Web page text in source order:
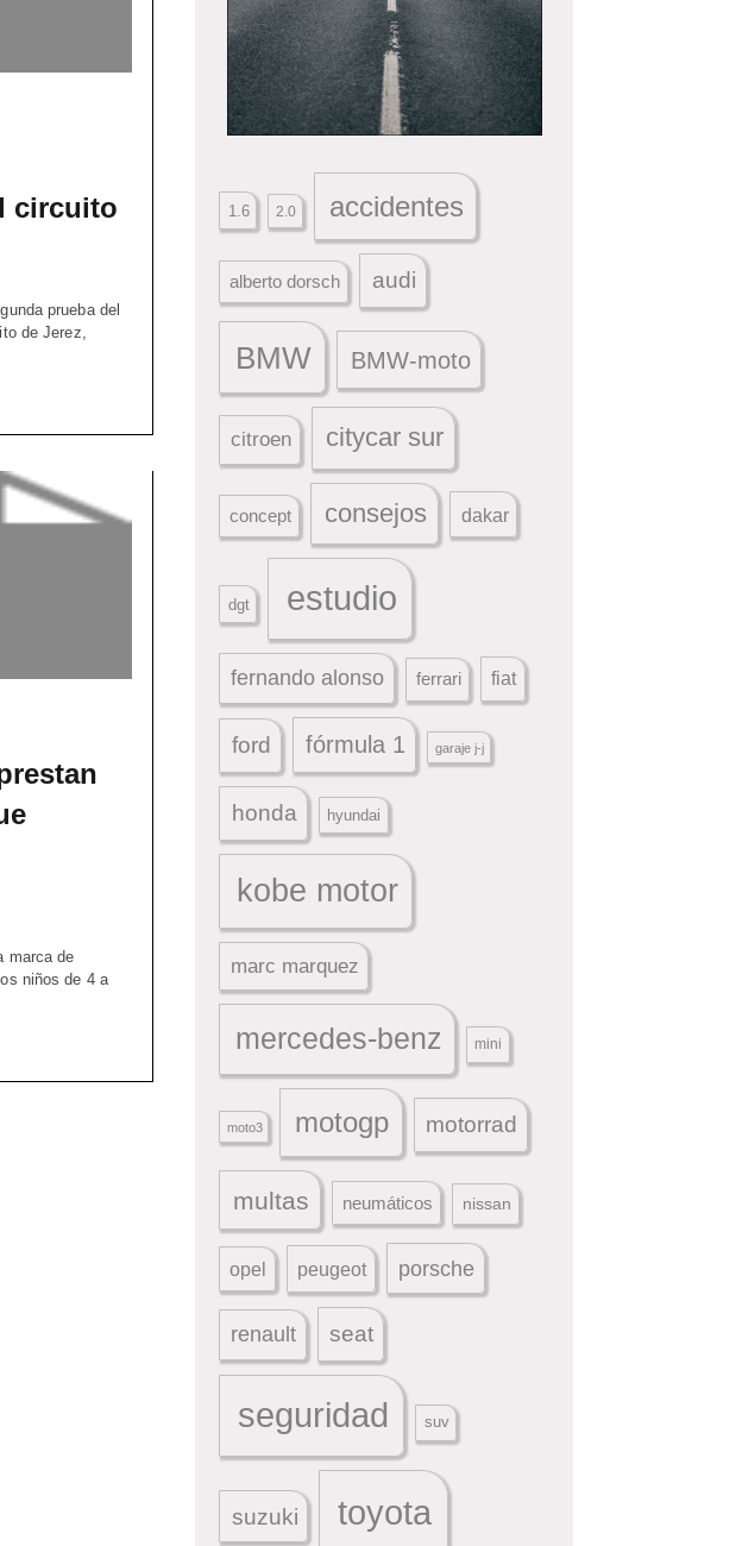
circuito
prueba del
de Jerez,
marca de
niños de 4 a
1.6 2.0 accidentes
alberto dorsch audi
BMW BMW-moto
citroen citycar sur
concept consejos dakar
dgt estudio
fernando alonso ferrari fiat
ford fórmula 1 garaje j-j
honda hyundai
kobe motor
marc marquez
mercedes-benz mini
moto3 motogp motorrad
multas neumáticos nissan
opel peugeot porsche
renault seat
seguridad suv
suzuki toyota